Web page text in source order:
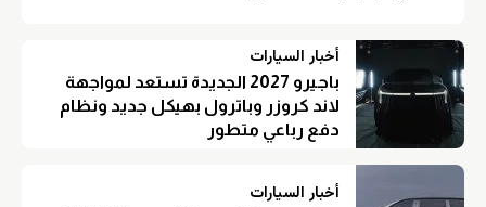
أخبار السيارات
باجيرو 2027 الجديدة تستعد لمواجهة
لاند كروزر وباترول بهيكل جديد ونظام
دفع رباعي متطور
أخبار السيارات